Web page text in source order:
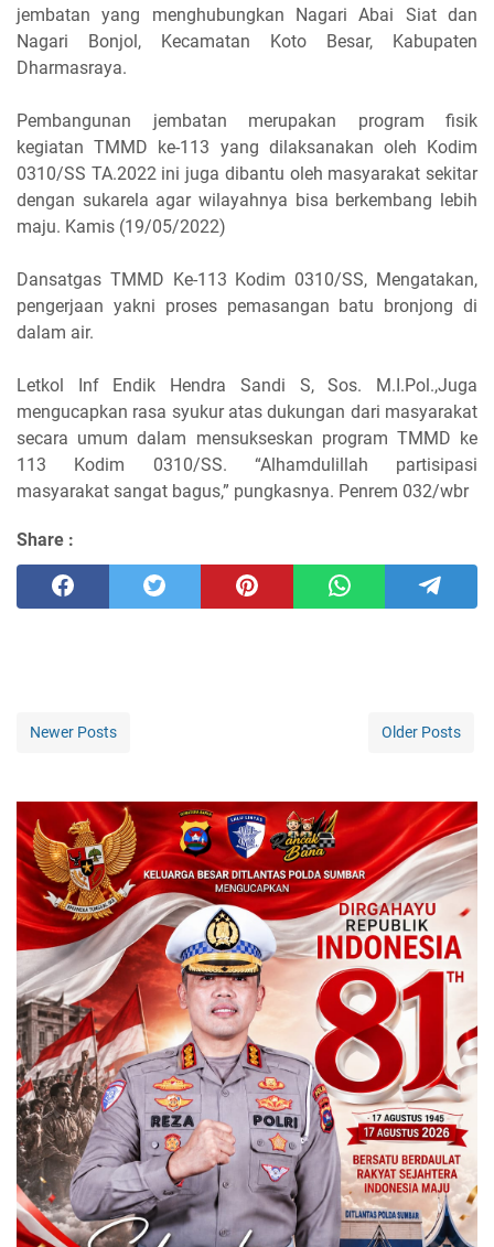
jembatan yang menghubungkan Nagari Abai Siat dan
Nagari Bonjol, Kecamatan Koto Besar, Kabupaten
Dharmasraya.
Pembangunan jembatan merupakan program fisik
kegiatan TMMD ke-113 yang dilaksanakan oleh Kodim
0310/SS TA.2022 ini juga dibantu oleh masyarakat sekitar
dengan sukarela agar wilayahnya bisa berkembang lebih
maju. Kamis (19/05/2022)
Dansatgas TMMD Ke-113 Kodim 0310/SS, Mengatakan,
pengerjaan yakni proses pemasangan batu bronjong di
dalam air.
Letkol Inf Endik Hendra Sandi S, Sos. M.I.Pol.,Juga
mengucapkan rasa syukur atas dukungan dari masyarakat
secara umum dalam mensukseskan program TMMD ke
113 Kodim 0310/SS. “Alhamdulillah partisipasi
masyarakat sangat bagus,” pungkasnya. Penrem 032/wbr
Share :
Newer Posts Older Posts